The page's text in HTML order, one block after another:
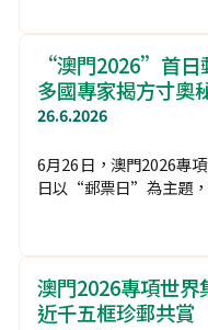
"澳門2026"開幕當
27.6.2026